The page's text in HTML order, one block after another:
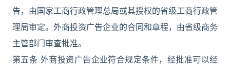
告，由国家工商行政管理总局或其授权的省级工商行政管
理局审定。外商投资广告企业的合同和章程，由省级商务
主管部门审查批准。
第五条 外商投资广告企业符合规定条件，经批准可以经